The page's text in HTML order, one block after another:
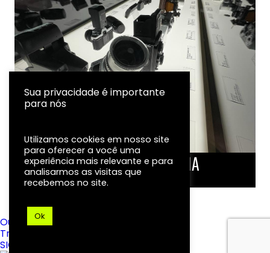
LINHA DO TEMPO DA FOTOGRAFIA
EXPOSIÇÃO
Ouvidoria
Transparência
SIC
Sua privacidade é importante
para nós
Utilizamos cookies em nosso site
para oferecer a você uma
experiência mais relevante e para
analisarmos as visitas que
recebemos no site.
Ok